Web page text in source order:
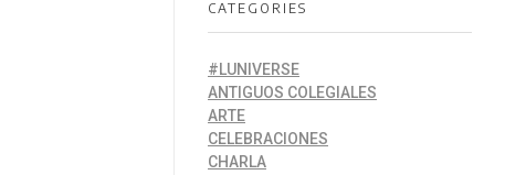
CATEGORIES
#LUNIVERSE
ANTIGUOS COLEGIALES
ARTE
CELEBRACIONES
CHARLA